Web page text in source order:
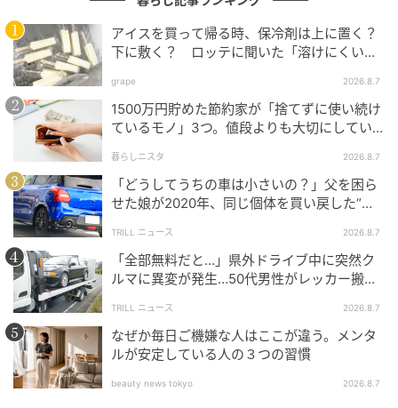
ニックとジュディの2種類！スケーター ディズニー・アニメーション映画『ズ
ートピア』ステンレスハンドル付きストロータンブラー
アイスを買って帰る時、保冷剤は上に置く？
下に敷く？ ロッテに聞いた「溶けにくい持
grape 2026.8.7
1500万円貯めた節約家が「捨てずに使い続け
ているモノ」3つ。値段よりも大切にしてい
暮らしニスタ 2026.8.7
「どうしてうちの車は小さいの？」父を困ら
せた娘が2020年、同じ個体を買い戻した“意
TRILL ニュース 2026.8.7
「全部無料だと…」県外ドライブ中に突然ク
ルマに異変が発生…50代男性がレッカー搬送
TRILL ニュース 2026.8.7
なぜか毎日ご機嫌な人はここが違う。メンタ
ルが安定している人の３つの習慣
beauty news tokyo 2026.8.7